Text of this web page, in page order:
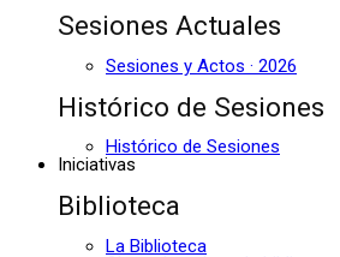
Sesiones Actuales
Sesiones y Actos · 2026
Histórico de Sesiones
Histórico de Sesiones
Iniciativas
Biblioteca
La Biblioteca